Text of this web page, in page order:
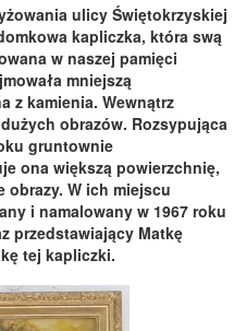
ulicy Świętokrzyskiej
kapliczka, która swą
w naszej pamięci
mniejszą
z kamienia. Wewnątrz
obrazów. Rozsypująca
gruntownie
ona większą powierzchnię,
obrazy. W ich miejscu
i namalowany w 1967 roku
przedstawiający Matkę
tej kapliczki.